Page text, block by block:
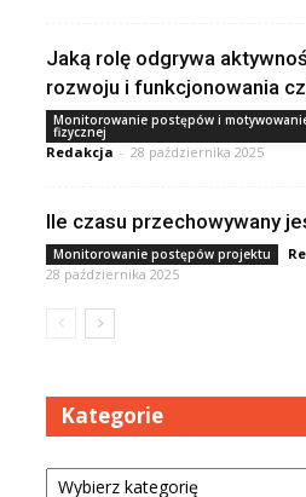
Jaką rolę odgrywa
rozwoju i funkcjonowania
Monitorowanie postępów i
fizycznej
Redakcja - 28 października 2025
Ile czasu przechowywany
Monitorowanie postępów projektu
28 października 2025
Kategorie
Kategorie